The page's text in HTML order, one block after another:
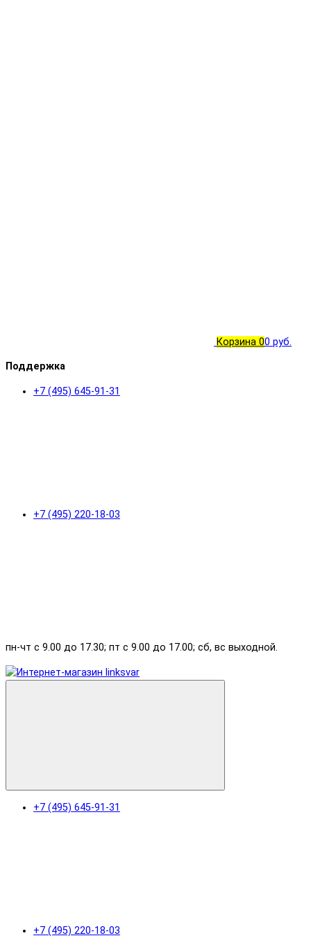
Корзина 00 руб.
Поддержка
+7 (495) 645-91-31
+7 (495) 220-18-03
пн-чт с 9.00 до 17.30; пт с 9.00 до 17.00; сб, вс выходной.
+7 (495) 645-91-31
+7 (495) 220-18-03